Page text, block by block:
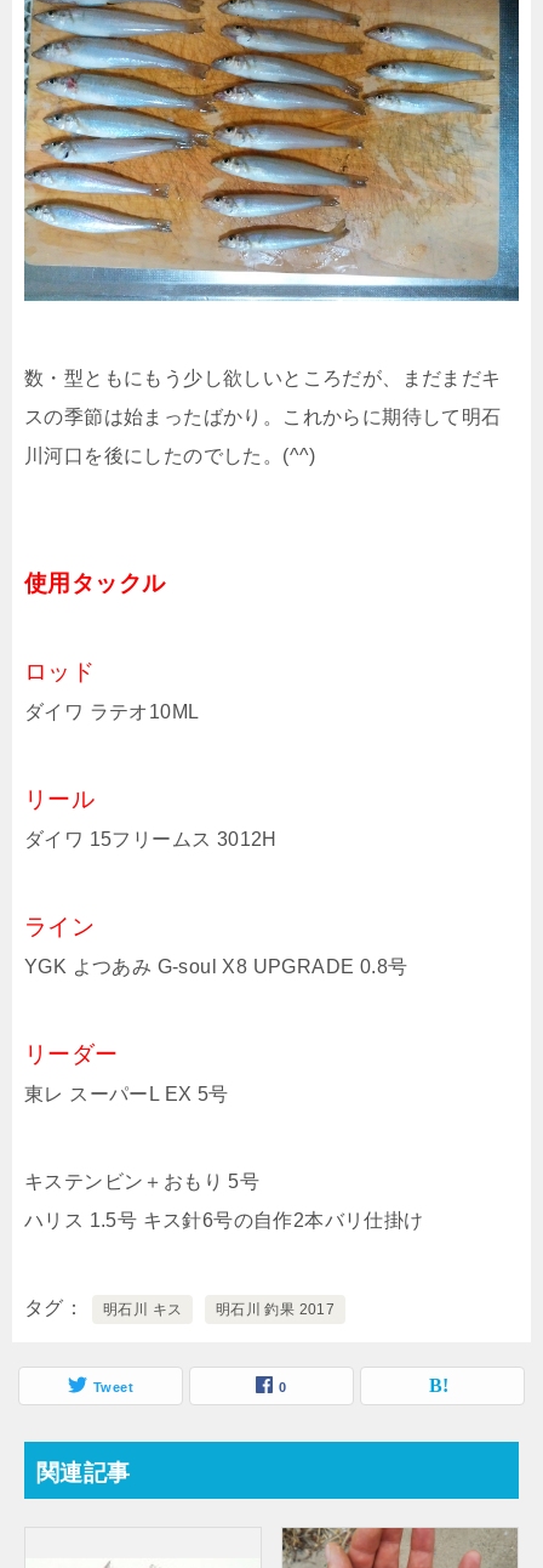
数・型ともにもう少し欲しいところだが、まだまだキ
スの季節は始まったばかり。これからに期待して明石
川河口を後にしたのでした。(^^)
使用タックル
ロッド
ダイワ ラテオ10ML
リール
ダイワ 15フリームス 3012H
ライン
YGK よつあみ G-soul X8 UPGRADE 0.8号
リーダー
東レ スーパーL EX 5号
キステンビン＋おもり 5号
ハリス 1.5号 キス針6号の自作2本バリ仕掛け
タグ 明石川 キス 明石川 釣果 2017
Tweet 0
関連記事